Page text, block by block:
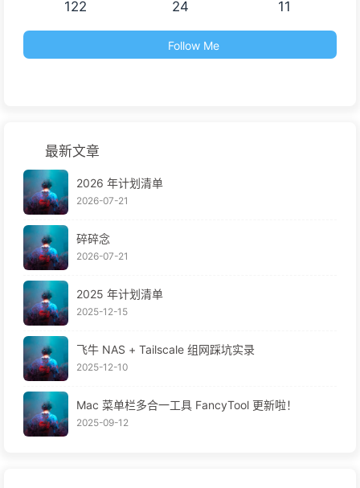
122 24 11
Follow Me
最新文章
2026 年计划清单
2026-07-21
碎碎念
2026-07-21
2025 年计划清单
2025-12-15
飞牛 NAS + Tailscale 组网踩坑实录
2025-12-10
Mac 菜单栏多合一工具 FancyTool 更新啦！
2025-09-12